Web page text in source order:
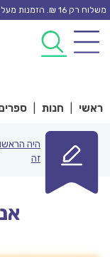
Skip
content
משלוח רק 16 ₪. הזמנות מעל 250 ₪ משלוח נק’ איסוף חינם
ראשי חנות
היה
זה